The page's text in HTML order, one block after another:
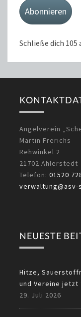
Abonnieren
Schließe dich
Angelverein
Martin Frerichs
Rehwinkel 2
21702 Ahlerstedt
Telefon: 01520
NEUESTE
Hitze,
und Vereine jetzt
29. Juli 2026